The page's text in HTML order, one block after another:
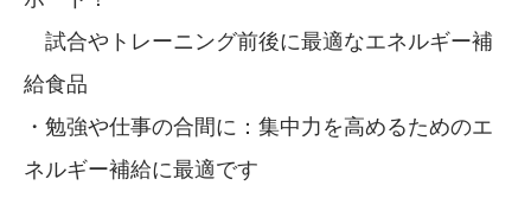
試合やトレーニング前後に最適なエネルギー補
給食品
・勉強や仕事の合間に：集中力を高めるためのエ
ネルギー補給に最適です